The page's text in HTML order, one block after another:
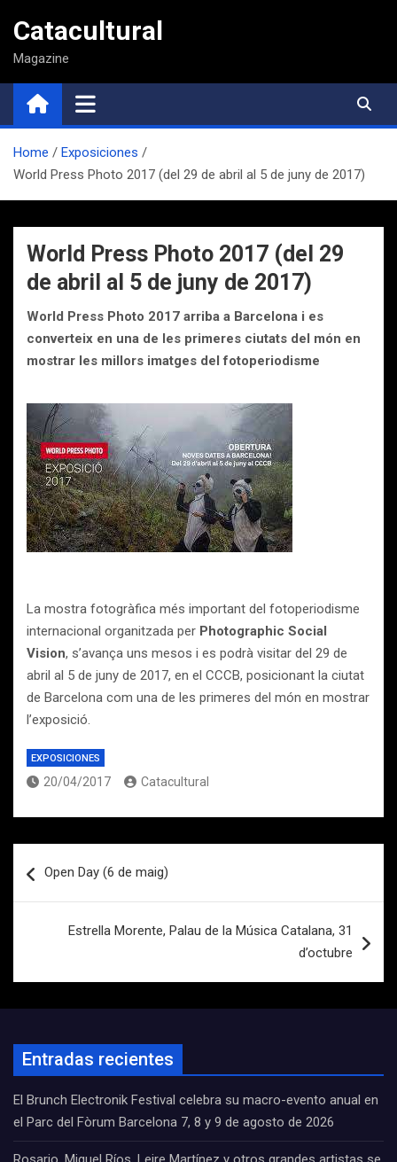
contenido
Catacultural
Magazine
Home
Exposiciones
World Press Photo 2017 (del 29 de abril al 5 de juny de 2017)
World Press Photo 2017 (del 29
de abril al 5 de juny de 2017)
World Press Photo 2017 arriba a Barcelona i es
converteix en una de les primeres ciutats del món en
mostrar les millors imatges del fotoperiodisme
La mostra fotogràfica més important del fotoperiodisme
internacional organitzada per Photographic Social
Vision, s’avança uns mesos i es podrà visitar del 29 de
abril al 5 de juny de 2017, en el CCCB, posicionant la ciutat
de Barcelona com una de les primeres del món en mostrar
l’exposició.
EXPOSICIONES
20/04/2017 Catacultural
de
Open Day (6 de maig)
Estrella Morente, Palau de la Música Catalana, 31
d’octubre
Entradas recientes
El Brunch Electronik Festival celebra su macro-evento anual en
el Parc del Fòrum Barcelona 7, 8 y 9 de agosto de 2026